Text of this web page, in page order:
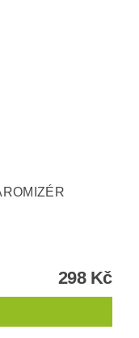
298 Kč